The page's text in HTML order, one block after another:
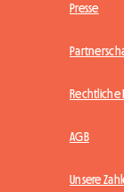
Presse
Rechtliche
AGB
Unsere